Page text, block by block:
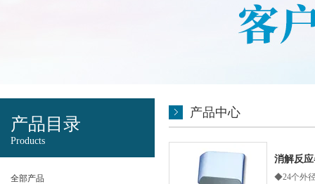
产品目录
Products
全部产品
产品中心
消解反
◆24个外